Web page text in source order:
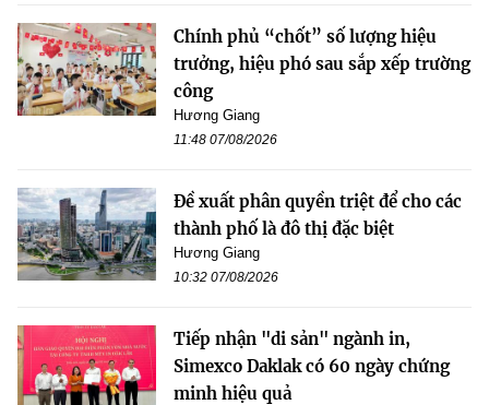
Chính phủ “chốt” số lượng hiệu
trưởng, hiệu phó sau sắp xếp trường
công
Hương Giang
11:48 07/08/2026
Đề xuất phân quyền triệt để cho các
thành phố là đô thị đặc biệt
Hương Giang
10:32 07/08/2026
Tiếp nhận "di sản" ngành in,
Simexco Daklak có 60 ngày chứng
minh hiệu quả